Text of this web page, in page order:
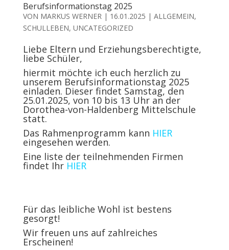
Berufsinformationstag 2025
VON MARKUS WERNER| 16.01.2025 | ALLGEMEIN,
SCHULLEBEN, UNCATEGORIZED
Liebe Eltern und Erziehungsberechtigte,
liebe Schüler,
hiermit möchte ich euch herzlich zu
unserem Berufsinformationstag 2025
einladen. Dieser findet Samstag, den
25.01.2025, von 10 bis 13 Uhr an der
Dorothea-von-Haldenberg Mittelschule
statt.
Das Rahmenprogramm kann HIER
eingesehen werden.
Eine liste der teilnehmenden Firmen
findet Ihr HIER
Für das leibliche Wohl ist bestens
gesorgt!
Wir freuen uns auf zahlreiches
Erscheinen!